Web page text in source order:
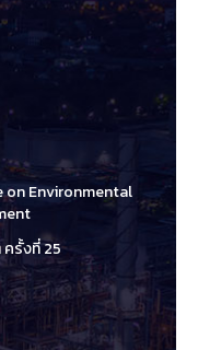
on Environmental
ครั้งที่ 25